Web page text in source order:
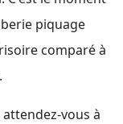
piquage
comparé à
.
vous à